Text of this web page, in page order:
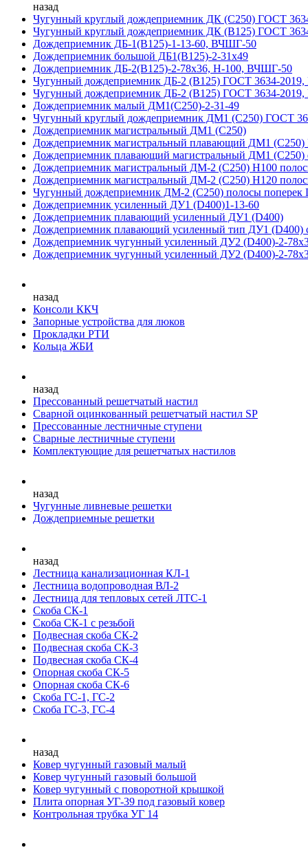
назад
Чугунный круглый дождеприемник ДК (С250) ГОСТ
Чугунный круглый дождеприемник ДК (В125) ГОСТ
Дождеприемник ДБ-1(В125)-1-13-60, ВЧШГ-50
Дождеприемник большой ДБ1(В125)-2-31х49
Дождеприемник ДБ-2(В125)-2-78х36, Н-100, ВЧШГ-50
Чугунный дождеприемник ДБ-2 (B125) ГОСТ 3634-2019,
Чугунный дождеприемник ДБ-2 (B125) ГОСТ 3634-2019,
Дождеприемник малый ДМ1(С250)-2-31-49
Чугунный круглый дождеприемник ДМ1 (С250) ГОСТ
Дождеприемник магистральный ДМ1 (С250)
Дождеприемник магистральный плавающий ДМ1 (С250)
Дождеприемник плавающий магистральный ДМ1 (С250)
Дождеприемник магистральный ДМ-2 (С250) H100
Дождеприемник магистральный ДМ-2 (С250) H120
Чугунный дождеприемник ДМ-2 (C250) полосы поперек
Дождеприемник усиленный ДУ1 (D400)1-13-60
Дождеприемник плавающий усиленный ДУ1 (D400)
Дождеприемник плавающий усиленный тип ДУ1 (D400)
Дождеприемник чугунный усиленный ДУ2 (D400)-2-
Дождеприемник чугунный усиленный ДУ2 (D400)-2-
назад
Консоли ККЧ
Запорные устройства для люков
Прокладки РТИ
Кольца ЖБИ
назад
Прессованный решетчатый настил
Сварной оцинкованный решетчатый настил SP
Прессованные лестничные ступени
Сварные лестничные ступени
Комплектующие для решетчатых настилов
назад
Чугунные ливневые решетки
Дождеприемные решетки
назад
Лестница канализационная КЛ-1
Лестница водопроводная ВЛ-2
Лестница для тепловых сетей ЛТС-1
Скоба СК-1
Скоба СК-1 с резьбой
Подвесная скоба СК-2
Подвесная скоба СК-3
Подвесная скоба СК-4
Опорная скоба СК-5
Опорная скоба СК-6
Скоба ГС-1, ГС-2
Скоба ГС-3, ГС-4
назад
Ковер чугунный газовый малый
Ковер чугунный газовый большой
Ковер чугунный с поворотной крышкой
Плита опорная УГ-39 под газовый ковер
Контрольная трубка УГ 14